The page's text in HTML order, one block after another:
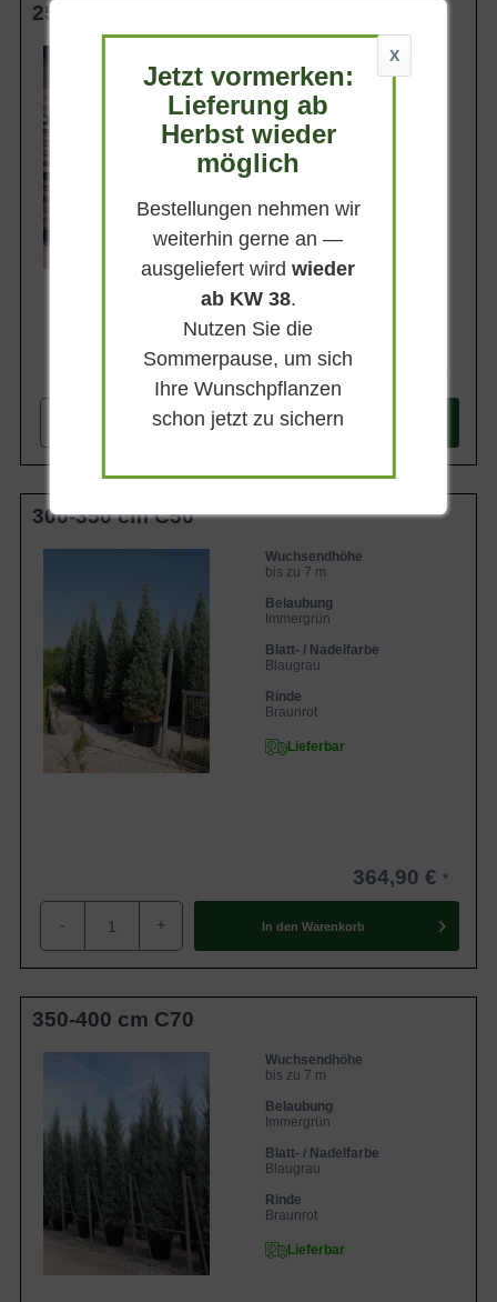
250-300 cm C35
bis zu 7 m
Belaubung
Immergrün
Blatt- / Nadelfarbe
Blaugrau
Braunrot
Lieferbar
+ In den Warenkorb
300-350 cm C50
Wuchsendhöhe
bis zu 7 m
Belaubung
Immergrün
Blatt- / Nadelfarbe
Blaugrau
Rinde
Braunrot
Lieferbar
364,90 €
- + In den Warenkorb
350-400 cm C70
Wuchsendhöhe
bis zu 7 m
Belaubung
Immergrün
Blatt- / Nadelfarbe
Blaugrau
Rinde
Braunrot
Lieferbar
X
Jetzt vormerken:
Lieferung ab
Herbst wieder
möglich
Bestellungen nehmen wir
weiterhin gerne an —
ausgeliefert wirdwieder
ab KW 38.
Nutzen Sie die
Sommerpause, um sich
Ihre Wunschpflanzen
schon jetzt zu sichern